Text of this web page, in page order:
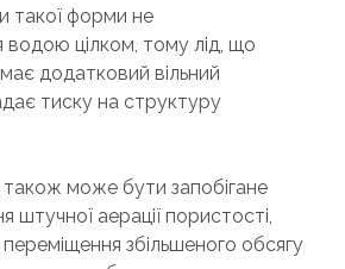
такої форми не
цілком, тому лід, що
додатковий вільний
тиску на структуру
може бути запобігане
аерації пористості,
збільшеного обсягу